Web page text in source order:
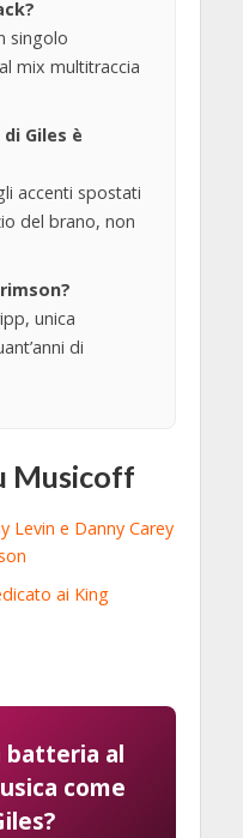
singolo
mix multitraccia
Giles è
accenti spostati
del brano, non
unica
di
Musicoff
Levin e Danny Carey
ai King
batteria al
come